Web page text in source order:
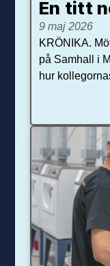
En titt
9 maj 2026
KRÖNIKA.
på Samhall i
hur